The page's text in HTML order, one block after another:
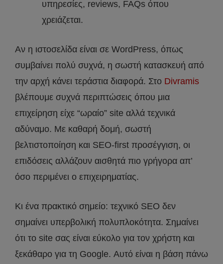
υπηρεσίες, reviews, FAQs όπου
χρειάζεται.
Αν η ιστοσελίδα είναι σε WordPress, όπως
συμβαίνει πολύ συχνά, η σωστή κατασκευή από
την αρχή κάνει τεράστια διαφορά. Στο Divramis
βλέπουμε συχνά περιπτώσεις όπου μια
επιχείρηση είχε “ωραίο” site αλλά τεχνικά
αδύναμο. Με καθαρή δομή, σωστή
βελτιστοποίηση και SEO-first προσέγγιση, οι
επιδόσεις αλλάζουν αισθητά πιο γρήγορα απ’
όσο περιμένει ο επιχειρηματίας.
Κι ένα πρακτικό σημείο: τεχνικό SEO δεν
σημαίνει υπερβολική πολυπλοκότητα. Σημαίνει
ότι το site σας είναι εύκολο για τον χρήστη και
ξεκάθαρο για τη Google. Αυτό είναι η βάση πάνω